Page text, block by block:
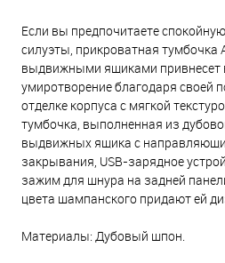
Если вы предпочитаете
силуэты, прикроватная тумбочка
выдвижными ящиками привнесет
умиротворение благодаря своей
отделке корпуса с мягкой
тумбочка, выполненная из
выдвижных ящика с
закрывания, USB-зарядное
зажим для шнура на задней
цвета шампанского придают ей
Материалы: Дубовый шпон.